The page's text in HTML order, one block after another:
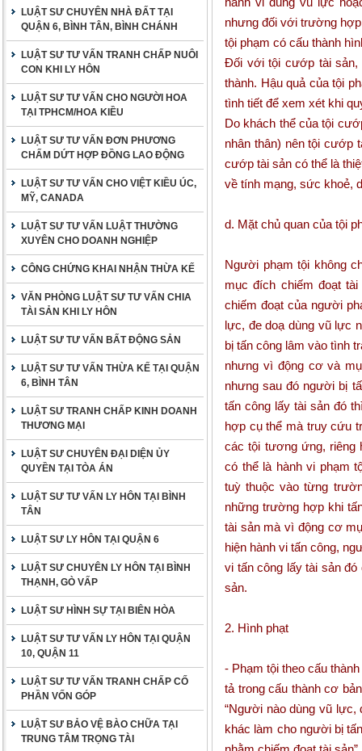
LUẬT SƯ CHUYÊN NHÀ ĐẤT TẠI
QUẬN 6, BÌNH TÂN, BÌNH CHÁNH
LUẬT SƯ TƯ VẤN TRANH CHẤP NUÔI
CON KHI LY HÔN
LUẬT SƯ TƯ VẤN CHO NGƯỜI HOA
TẠI TPHCM/HOA KIỀU
LUẬT SƯ TƯ VẤN ĐƠN PHƯƠNG
CHẤM DỨT HỢP ĐỒNG LAO ĐỘNG
LUẬT SƯ TƯ VẤN CHO VIỆT KIỀU ÚC,
MỸ, CANADA
LUẬT SƯ TƯ VẤN LUẬT THƯỜNG
XUYÊN CHO DOANH NGHIỆP
CÔNG CHỨNG KHAI NHẬN THỪA KẾ
VĂN PHÒNG LUẬT SƯ TƯ VẤN CHIA
TÀI SẢN KHI LY HÔN
LUẬT SƯ TƯ VẤN BẤT ĐỘNG SẢN
LUẬT SƯ TƯ VẤN THỪA KẾ TẠI QUẬN
6, BÌNH TÂN
LUẬT SƯ TRANH CHẤP KINH DOANH
THƯƠNG MẠI
LUẬT SƯ CHUYÊN ĐẠI DIỆN ỦY
QUYỀN TẠI TÒA ÁN
LUẬT SƯ TƯ VẤN LY HÔN TẠI BÌNH
TÂN
LUẬT SƯ LY HÔN TẠI QUẬN 6
LUẬT SƯ CHUYÊN LY HÔN TẠI BÌNH
THẠNH, GÒ VẤP
LUẬT SƯ HÌNH SỰ TẠI BIÊN HÒA
LUẬT SƯ TƯ VẤN LY HÔN TẠI QUẬN
10, QUẬN 11
LUẬT SƯ TƯ VẤN TRANH CHẤP CỐ
PHẦN VỐN GÓP
LUẬT SƯ BẢO VỆ BÀO CHỮA TẠI
TRUNG TÂM TRỌNG TÀI
nhưng đối với trường
tội phạm có cấu thành
Đối với tội cướp tài sản,
thành. Hậu quả của tội
tình tiết để xem xét khi
Do khách thể của tội
nhân thân) nên tội cướp
cướp tài sản có thể là
về tính mạng, sức khoẻ,
d. Mặt chủ quan của tội
Người phạm tội không
mục đích chiếm đoạt
chiếm đoạt của người
lực, đe doạ dùng vũ lực
bị tấn công lâm vào tình
nhưng vì động cơ và
nhưng sau đó người bị
tấn công lấy tài sản đó
hợp cụ thể mà truy cứu
các tội tương ứng, riêng
có thể là hành vi phạm
tuỳ thuộc vào từng
những trường hợp khi
tài sản mà vì động cơ
hiện hành vi tấn công,
vi tấn công lấy tài sản
sản.
2. Hình phạt
- Phạm tội theo cấu
tả trong cấu thành cơ
“Người nào dùng vũ
khác làm cho người bị